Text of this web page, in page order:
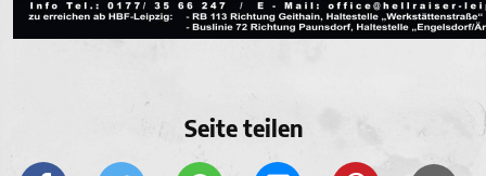
Seite teilen